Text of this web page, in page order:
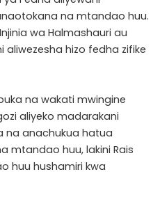
na mtandao huu.
wa Halmashauri au
aliwezesha hizo fedha zifike
na wakati mwingine
aliyeko madarakani
na anachukua hatua
mtandao huu, lakini Rais
huu hushamiri kwa